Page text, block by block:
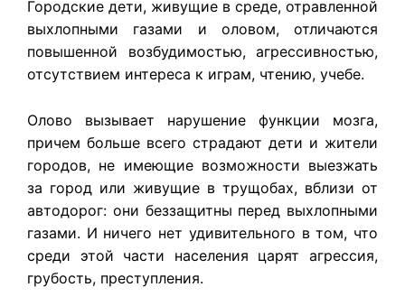
Городские дети, живущие в среде, отравленной
выхлопными газами и оловом, отличаются
повышенной возбудимостью, агрессивностью,
отсутствием интереса к играм, чтению, учебе.
Олово вызывает нарушение функции мозга,
причем больше всего страдают дети и жители
городов, не имеющие возможности выезжать
за город или живущие в трущобах, вблизи от
автодорог: они беззащитны перед выхлопными
газами. И ничего нет удивительного в том, что
среди этой части населения царят агрессия,
грубость, преступления.